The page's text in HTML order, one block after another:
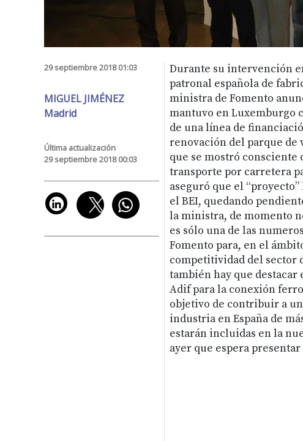
29 septiembre 2018 01:03
MIGUEL JIMÉNEZ
Madrid
Última actualización
29 septiembre 2018 00:03
Durante su intervención
patronal española de
ministra de Fomento
mantuvo en Luxemburgo
de una línea de
renovación del parque de
que se mostró consciente
transporte por carretera
aseguró que el
el BEI, quedando
la ministra, de momento
es sólo una de las
Fomento para, en el
competitividad del sector
también hay que destacar
Adif para la conexión
objetivo de contribuir a
industria en España de
estarán incluidas en la
ayer que espera